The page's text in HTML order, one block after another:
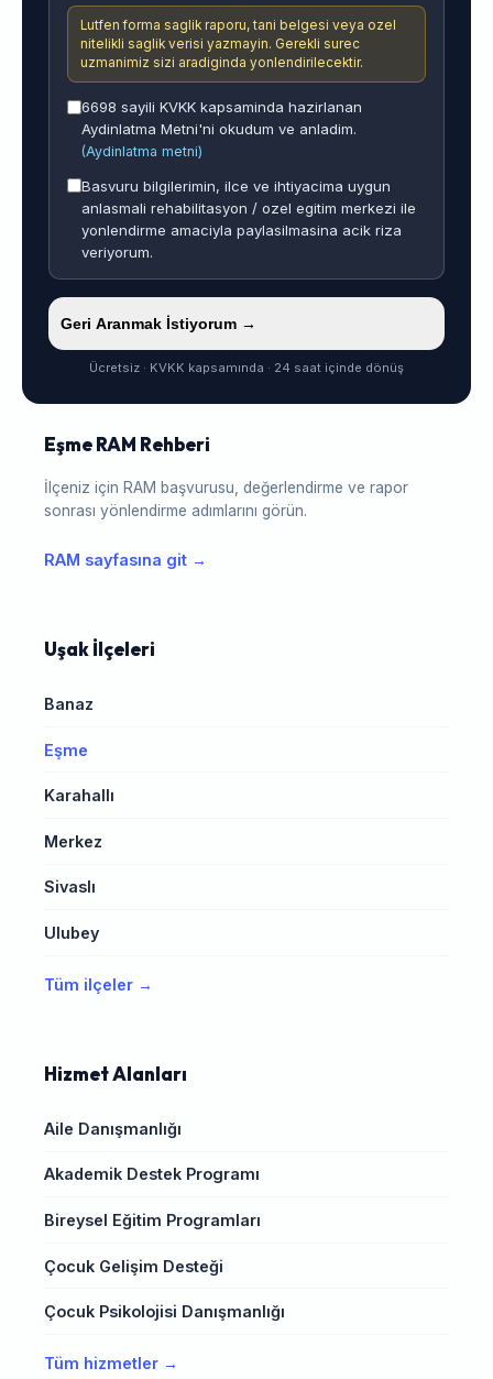
Lutfen forma saglik raporu, tani belgesi veya ozel
nitelikli saglik verisi yazmayin. Gerekli surec
uzmanimiz sizi aradiginda yonlendirilecektir.
6698 sayili KVKK kapsaminda hazirlanan
Aydinlatma Metni'ni okudum ve anladim.
(Aydinlatma metni)
Basvuru bilgilerimin, ilce ve ihtiyacima uygun
anlasmali rehabilitasyon / ozel egitim merkezi ile
yonlendirme amaciyla paylasilmasina acik riza
veriyorum.
Geri Aranmak İstiyorum →
Ücretsiz · KVKK kapsamında · 24 saat içinde dönüş
Eşme RAM Rehberi
İlçeniz için RAM başvurusu, değerlendirme ve rapor
sonrası yönlendirme adımlarını görün.
RAM sayfasına git →
Uşak İlçeleri
Banaz
Eşme
Karahallı
Merkez
Sivaslı
Ulubey
Tüm ilçeler →
Hizmet Alanları
Aile Danışmanlığı
Akademik Destek Programı
Bireysel Eğitim Programları
Çocuk Gelişim Desteği
Çocuk Psikolojisi Danışmanlığı
Tüm hizmetler →